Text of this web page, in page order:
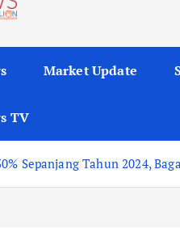
Market Update
TV
Sepanjang Tahun 2024,